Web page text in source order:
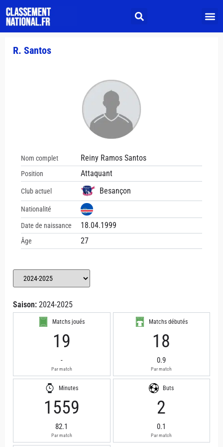
R. Santos
Nom complet Reiny Ramos Santos
Position Attaquant
Club actuel Besançon
Nationalité
Date de naissance 18.04.1999
Âge 27
Saison: 2024-2025
Matchs joués
19
-
Par match
Matchs débutés
18
0.9
Par match
Minutes
1559
82.1
Par match
Buts
2
0.1
Par match